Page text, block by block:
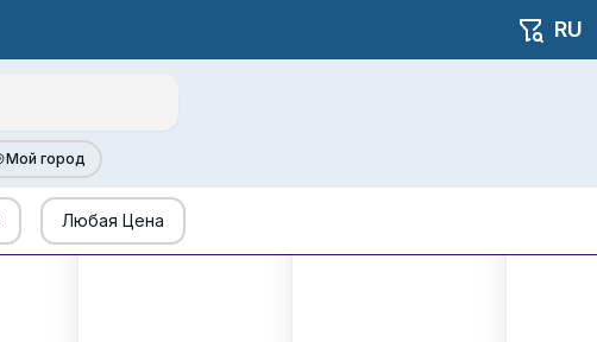
RU
Мой город
Любая Цена